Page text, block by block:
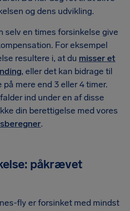
og dens udvikling.
selv en times forsinkelse give
For eksempel
resultere i, at du misser et
, eller det kan bidrage til
mere end 3 eller 4 timer.
ind under en af ​​disse
din berettigelse med vores
.
påkrævet
fly er forsinket med mindst